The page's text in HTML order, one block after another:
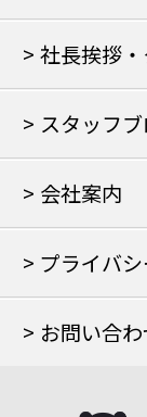
社長挨拶
スタッフ
会社案内
プライバ
お問い合